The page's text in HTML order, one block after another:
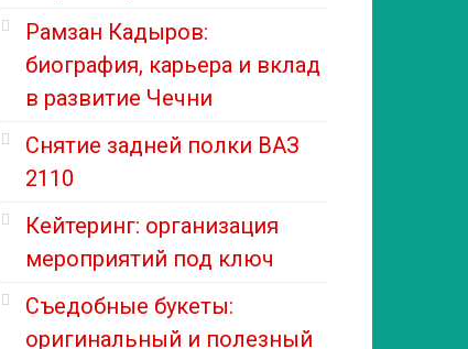
Рамзан Кадыров:
биография, карьера и вклад
в развитие Чечни
Снятие задней полки ВАЗ
2110
Кейтеринг: организация
мероприятий под ключ
Съедобные букеты:
оригинальный и полезный